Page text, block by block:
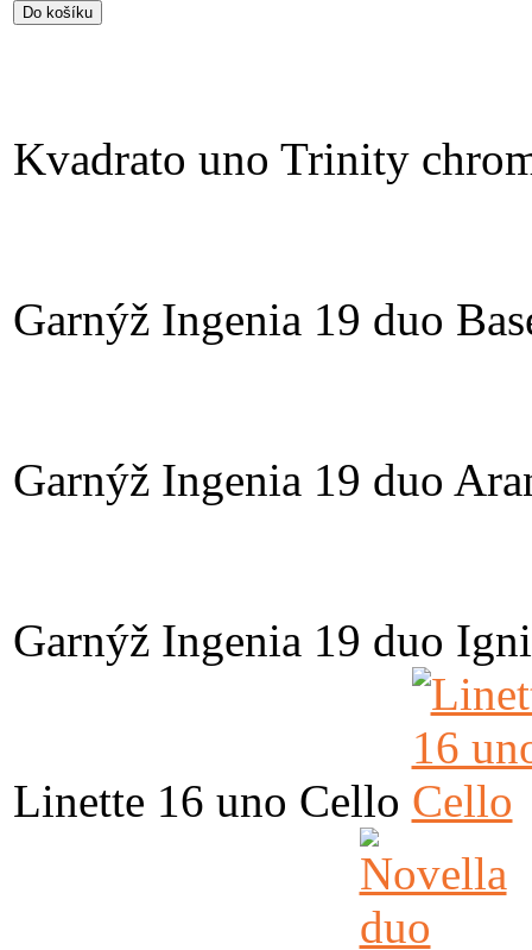
Kvadrato uno Trinity
Garnýž Ingenia 19 duo
Garnýž Ingenia 19 duo
Garnýž Ingenia 19 duo Igni
Linette 16 uno Cello